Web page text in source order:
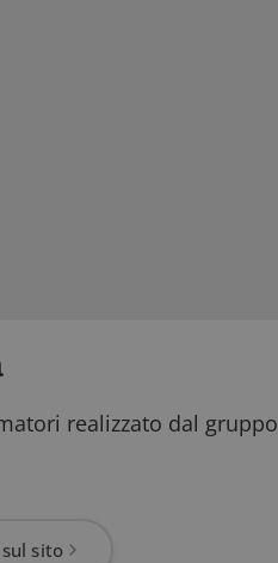
realizzato dal gruppo
sito